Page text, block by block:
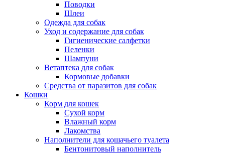
Поводки
Шлеи
Одежда для собак
Уход и содержание для собак
Гигиенические салфетки
Пеленки
Шампуни
Ветаптека для собак
Кормовые добавки
Средства от паразитов для собак
Кошки
Корм для кошек
Сухой корм
Влажный корм
Лакомства
Наполнители для кошачьего туалета
Бентонитовый наполнитель